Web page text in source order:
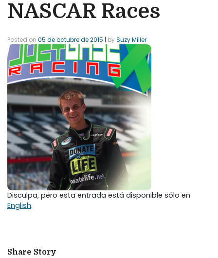
NASCAR Races
Posted on 05 de octubre de 2015 | bySuzy Miller
Disculpa, pero esta entrada está disponible sólo en
English.
Share Story